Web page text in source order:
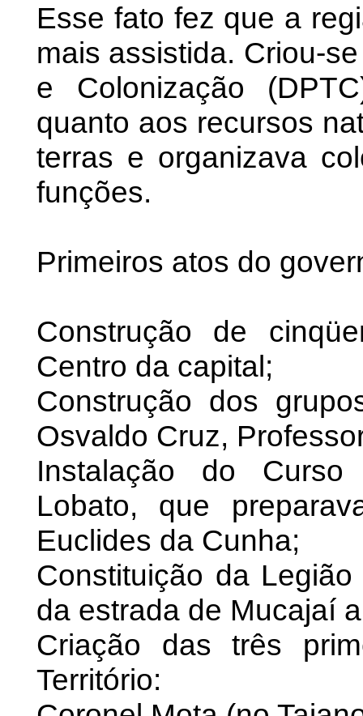
Esse fato fez que a
mais assistida. Criou-
e Colonização
quanto aos recursos
terras e organizava
funções.
Primeiros atos do
Construção de
Centro da capital;
Construção dos
Osvaldo Cruz,
Instalação do Curso
Lobato, que
Euclides da Cunha;
Constituição da
da estrada de Mucajaí
Criação das três
Território: